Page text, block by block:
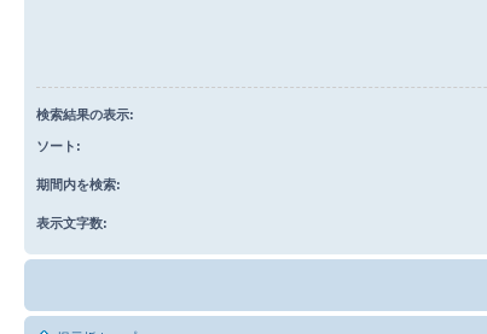
検索結果の表示:
ソート:
期間内を検索:
表示文字数: